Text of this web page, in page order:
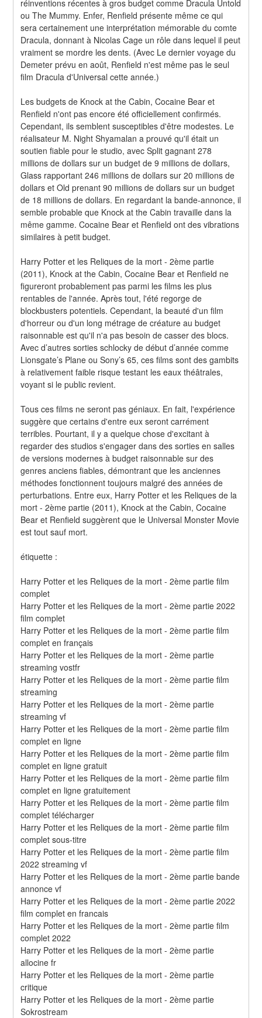
réinventions récentes à gros budget comme Dracula Untold
ou The Mummy. Enfer, Renfield présente même ce qui
sera certainement une interprétation mémorable du comte
Dracula, donnant à Nicolas Cage un rôle dans lequel il peut
vraiment se mordre les dents. (Avec Le dernier voyage du
Demeter prévu en août, Renfield n'est même pas le seul
film Dracula d'Universal cette année.)
Les budgets de Knock at the Cabin, Cocaine Bear et
Renfield n'ont pas encore été officiellement confirmés.
Cependant, ils semblent susceptibles d'être modestes. Le
réalisateur M. Night Shyamalan a prouvé qu'il était un
soutien fiable pour le studio, avec Split gagnant 278
millions de dollars sur un budget de 9 millions de dollars,
Glass rapportant 246 millions de dollars sur 20 millions de
dollars et Old prenant 90 millions de dollars sur un budget
de 18 millions de dollars. En regardant la bande-annonce, il
semble probable que Knock at the Cabin travaille dans la
même gamme. Cocaine Bear et Renfield ont des vibrations
similaires à petit budget.
Harry Potter et les Reliques de la mort - 2ème partie
(2011), Knock at the Cabin, Cocaine Bear et Renfield ne
figureront probablement pas parmi les films les plus
rentables de l'année. Après tout, l'été regorge de
blockbusters potentiels. Cependant, la beauté d'un film
d'horreur ou d'un long métrage de créature au budget
raisonnable est qu'il n'a pas besoin de casser des blocs.
Avec d’autres sorties schlocky de début d’année comme
Lionsgate’s Plane ou Sony’s 65, ces films sont des gambits
à relativement faible risque testant les eaux théâtrales,
voyant si le public revient.
Tous ces films ne seront pas géniaux. En fait, l'expérience
suggère que certains d'entre eux seront carrément
terribles. Pourtant, il y a quelque chose d'excitant à
regarder des studios s'engager dans des sorties en salles
de versions modernes à budget raisonnable sur des
genres anciens fiables, démontrant que les anciennes
méthodes fonctionnent toujours malgré des années de
perturbations. Entre eux, Harry Potter et les Reliques de la
mort - 2ème partie (2011), Knock at the Cabin, Cocaine
Bear et Renfield suggèrent que le Universal Monster Movie
est tout sauf mort.
étiquette :
Harry Potter et les Reliques de la mort - 2ème partie film
complet
Harry Potter et les Reliques de la mort - 2ème partie 2022
film complet
Harry Potter et les Reliques de la mort - 2ème partie film
complet en français
Harry Potter et les Reliques de la mort - 2ème partie
streaming vostfr
Harry Potter et les Reliques de la mort - 2ème partie film
streaming
Harry Potter et les Reliques de la mort - 2ème partie
streaming vf
Harry Potter et les Reliques de la mort - 2ème partie film
complet en ligne
Harry Potter et les Reliques de la mort - 2ème partie film
complet en ligne gratuit
Harry Potter et les Reliques de la mort - 2ème partie film
complet en ligne gratuitement
Harry Potter et les Reliques de la mort - 2ème partie film
complet télécharger
Harry Potter et les Reliques de la mort - 2ème partie film
complet sous-titre
Harry Potter et les Reliques de la mort - 2ème partie film
2022 streaming vf
Harry Potter et les Reliques de la mort - 2ème partie bande
annonce vf
Harry Potter et les Reliques de la mort - 2ème partie 2022
film complet en francais
Harry Potter et les Reliques de la mort - 2ème partie film
complet 2022
Harry Potter et les Reliques de la mort - 2ème partie
allocine fr
Harry Potter et les Reliques de la mort - 2ème partie
critique
Harry Potter et les Reliques de la mort - 2ème partie
Sokrostream